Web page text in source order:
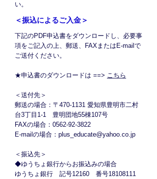
い。
​＜振込によるご入金＞
下記のPDF申込書をダウンロードし、必要事
項をご記入の上、郵送、FAXまたはE-mailで
ご送付ください。
★申込書のダウンロードは ==> こちら
＜送付先＞​
郵送の場合：〒470-1131 愛知県豊明市二村
台3丁目1-1 豊明団地55棟107号
FAXの場合：0562-92-3822
E-mailの場合： plus_educate@yahoo.co.jp
＜振込先＞
◆ゆうちょ銀行からお振込みの場合
ゆうちょ銀行 記号12160 番号18108111